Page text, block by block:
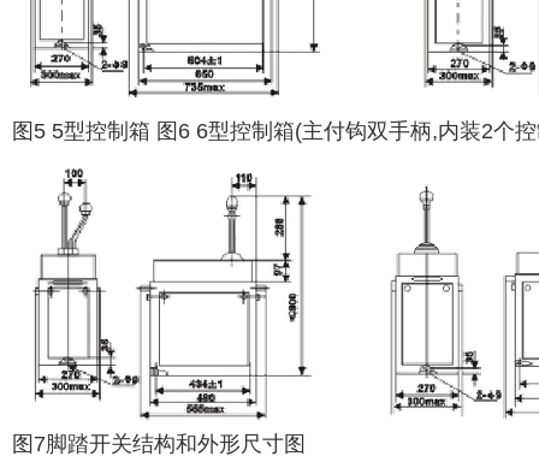
图5 5型控制箱 图6 6型控制箱(主付钩双手柄,内装2个
图7脚踏开关结构和外形尺寸图